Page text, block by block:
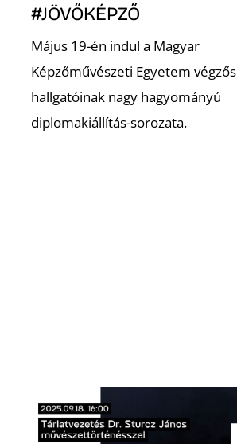
#JÖVŐKÉPZŐ
Május 19-én indul a Magyar
Képzőművészeti Egyetem végzős
hallgatóinak nagy hagyományú
diplomakiállítás-sorozata.